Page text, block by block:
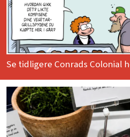
Se tidligere Conrads Colonial